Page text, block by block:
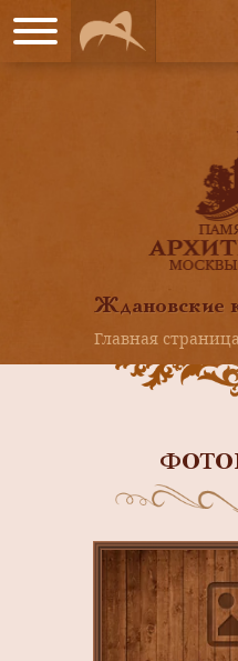
Ждановские
Главная